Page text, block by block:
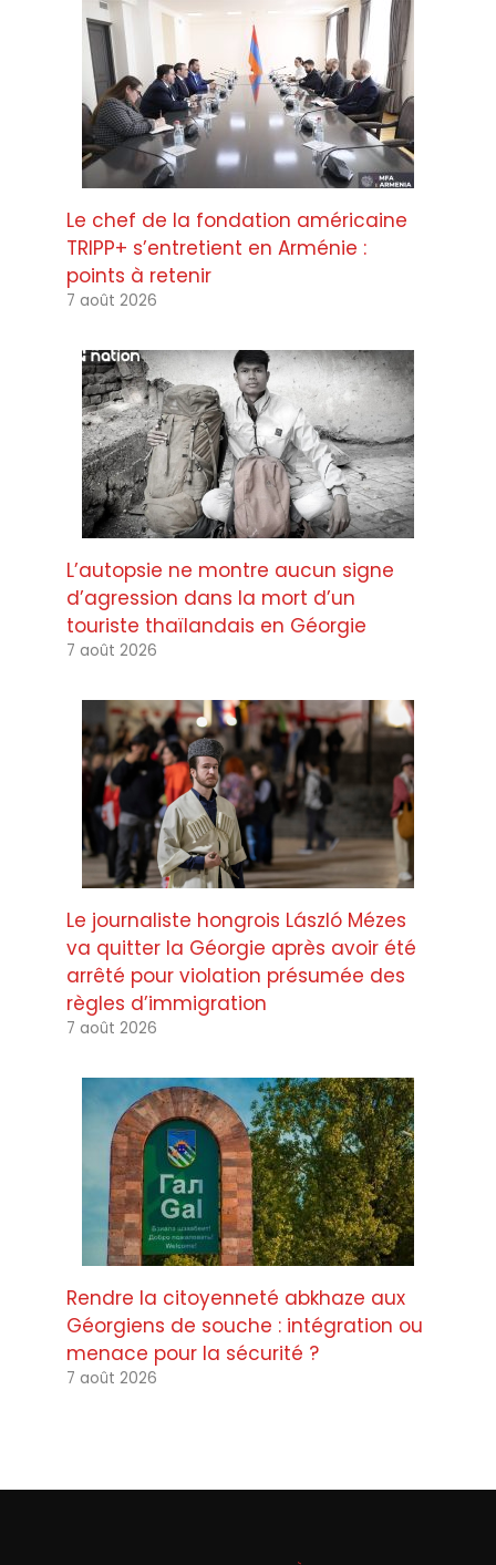
Le chef de la fondation américaine
TRIPP+ s’entretient en Arménie :
points à retenir
7 août 2026
L’autopsie ne montre aucun signe
d’agression dans la mort d’un
touriste thaïlandais en Géorgie
7 août 2026
Le journaliste hongrois László Mézes
va quitter la Géorgie après avoir été
arrêté pour violation présumée des
règles d’immigration
7 août 2026
Rendre la citoyenneté abkhaze aux
Géorgiens de souche : intégration ou
menace pour la sécurité ?
7 août 2026